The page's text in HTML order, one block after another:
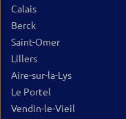
Calais
Berck
Saint-Omer
Lillers
Aire-sur-la-Lys
Le Portel
Vendin-le-Vieil